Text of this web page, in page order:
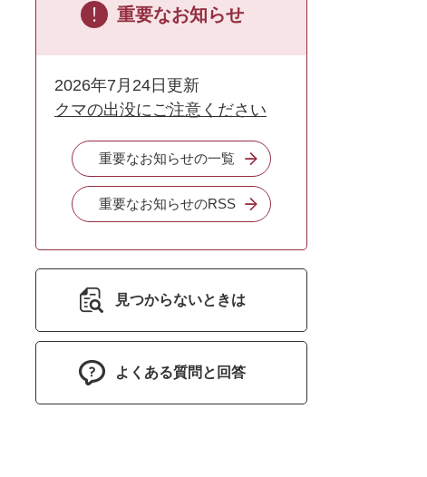
く
重要なお知らせ
2026年7月24日更新
クマの出没にご注意ください
重要なお知らせの一覧
重要なお知らせのRSS
見つからないときは
よくある質問と回答